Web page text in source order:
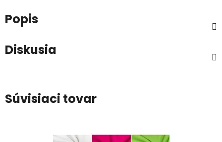
Popis
Diskusia
Súvisiaci tovar